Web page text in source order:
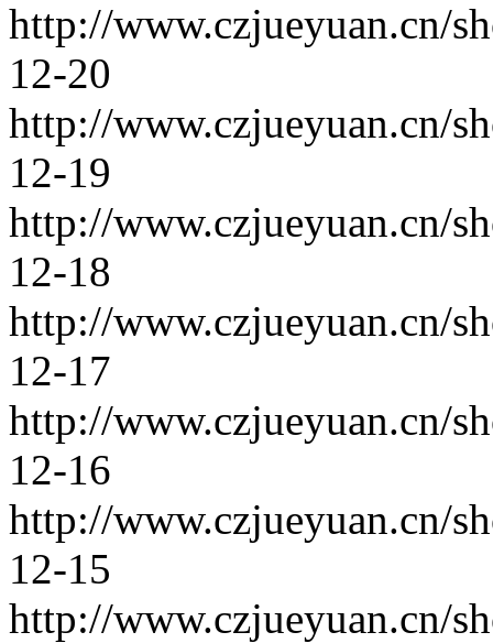
http://www.czjueyuan.cn/
12-20
http://www.czjueyuan.cn/
12-19
http://www.czjueyuan.cn/
12-18
http://www.czjueyuan.cn/
12-17
http://www.czjueyuan.cn/
12-16
http://www.czjueyuan.cn/
12-15
http://www.czjueyuan.cn/